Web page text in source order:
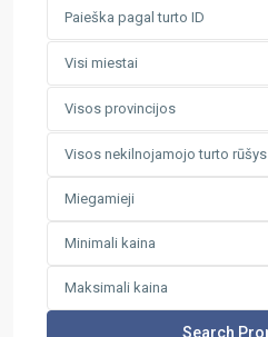
Visi miestai
Visos provincijos
Visos nekilnojamojo turto rūšys